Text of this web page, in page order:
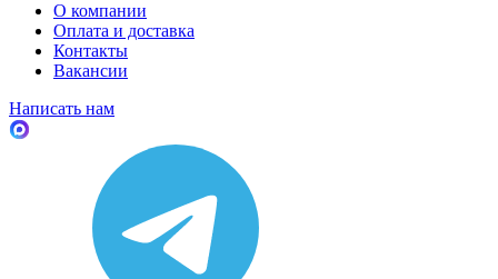
О компании
Оплата и доставка
Контакты
Вакансии
Написать нам